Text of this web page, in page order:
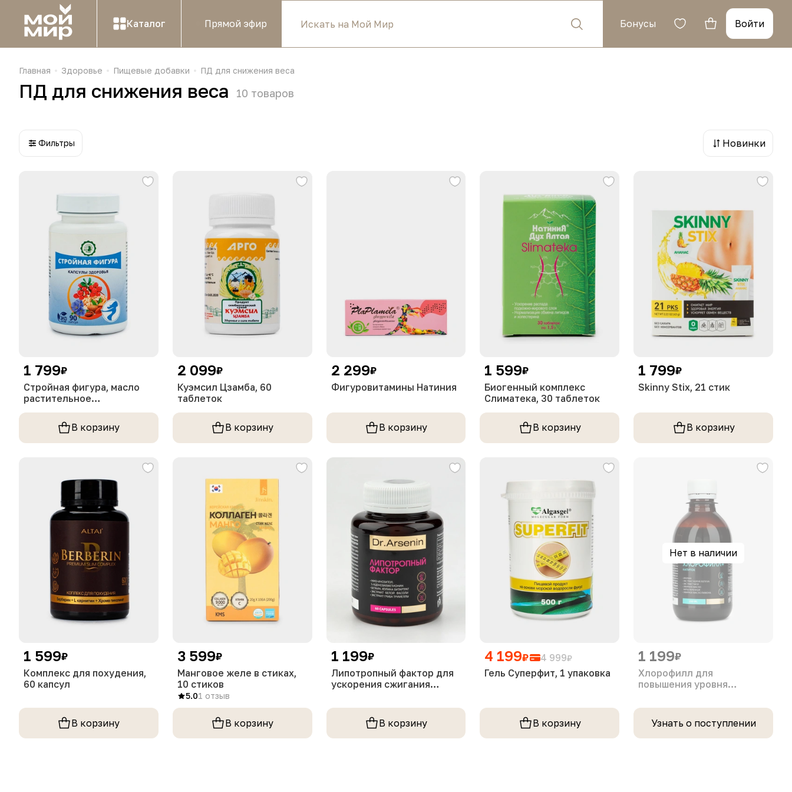
Каталог Прямой эфир Бонусы Войти
Главная Здоровье Пищевые добавки ПД для снижения веса
ПД для снижения веса 10 товаров
Фильтры Новинки
1 799₽
Стройная фигура, масло
растительное
В корзину
2 099₽
Куэмсил Цзамба, 60
таблеток
В корзину
2 299₽
Фигуровитамины Натиния
В корзину
1 599₽
Биогенный комплекс
Слиматека, 30 таблеток
В корзину
1 799₽
Skinny Stiх, 21 стик
В корзину
1 599₽
Комплекс для похудения,
60 капсул
В корзину
3 599₽
Манговое желе в стиках,
10 стиков
5.01 отзыв
В корзину
1 199₽
Липотропный фактор для
ускорения сжигания
токсинов и снижения
уровня холестерина, 1
упаковка
В корзину
4 199₽ 4 999₽
Гель Суперфит, 1 упаковка
В корзину
Нет в наличии
1 199₽
Хлорофилл для
повышения уровня
эритроцитов, 1 упаковка
Узнать о поступлении